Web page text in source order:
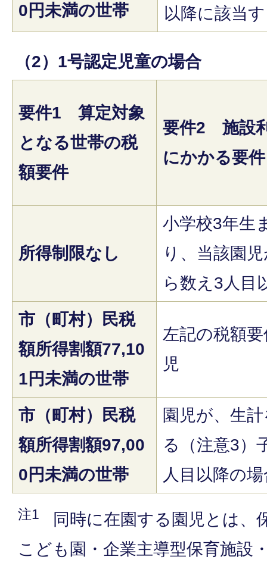
0円未満の世帯
以降に該当
（2）1号認定児童の場合
要件1 算定対象
となる世帯の税
額要件
要件2 施設
にかかる要件
所得制限なし
小学校3年生
り、当該園
ら数え3人目
市（町村）民税
額所得割額77,10
1円未満の世帯
左記の税額
児
市（町村）民税
額所得割額97,00
0円未満の世帯
園児が、生
る（注意3）
人目以降の
注1
同時に在園する園児とは、
こども園・企業主導型保育施設